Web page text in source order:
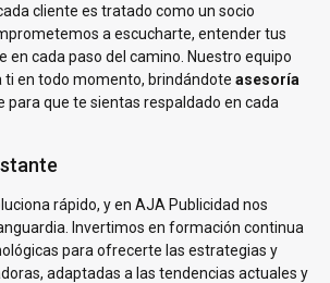
cliente es tratado como un socio
a escucharte, entender tus
en cada paso del camino. Nuestro equipo
ti en todo momento, brindándote asesoría
para que te sientas respaldado en cada
rápido, y en AJA Publicidad nos
Invertimos en formación continua
para ofrecerte las estrategias y
adaptadas a las tendencias actuales y